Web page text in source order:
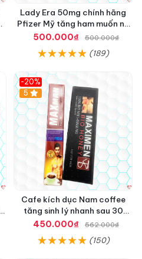
Lady Era 50mg chính hãng
Pfizer Mỹ tăng ham muốn nữ
nhanh chóng
500.000₫ 500.000₫
(189)
-20%
5
Cafe kích dục Nam coffee
tăng sinh lý nhanh sau 30
phút hiệu quả
450.000₫ 562.000₫
(150)